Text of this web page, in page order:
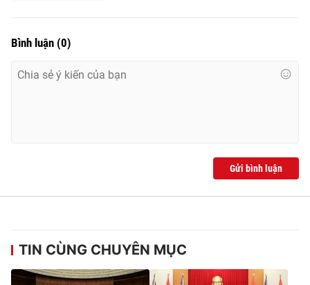
Bình luận (0)
Gửi bình luận
TIN CÙNG CHUYÊN MỤC